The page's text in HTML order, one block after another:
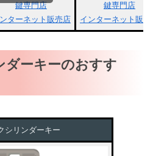
鍵専門店
ターネット販売店
鍵専門店
インターネット販売
ダーキーのおすす
シリンダーキー